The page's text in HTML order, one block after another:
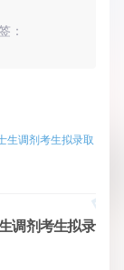
：
生调剂考生拟录取
调剂考生拟录